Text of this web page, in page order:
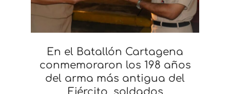
En el Batallón Cartagena
conmemoraron los 198 años
del arma más antigua del
Ejército, soldados